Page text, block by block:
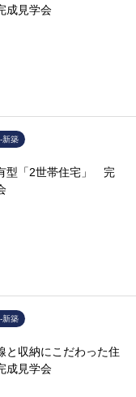
見学会
新築
型「2世帯住宅」 完
新築
と収納にこだわった住
見学会